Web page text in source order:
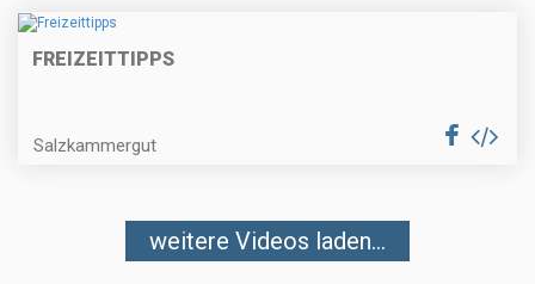
FREIZEITTIPPS
Salzkammergut
weitere Videos laden...